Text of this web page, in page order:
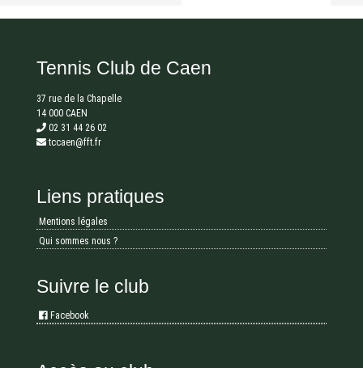
Tennis Club de Caen
37 rue de la Chapelle
14 000 CAEN
02 31 44 26 02
tccaen@fft.fr
Liens pratiques
Mentions légales
Qui sommes nous ?
Suivre le club
Facebook